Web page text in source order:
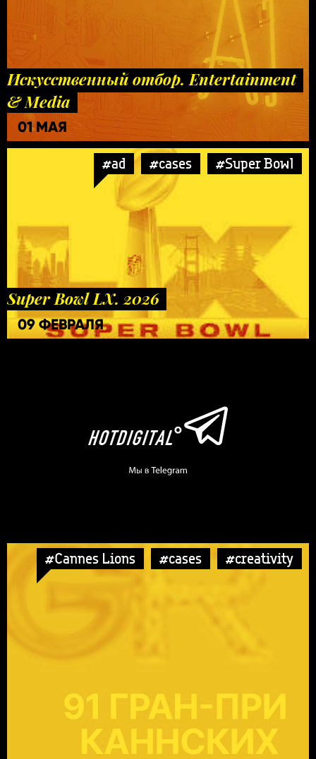
Искусственный отбор. Entertainment
& Media
01 МАЯ
#ad #cases #Super Bowl
Super Bowl LX. 2026
09 ФЕВРАЛЯ
#Cannes Lions #cases #creativity